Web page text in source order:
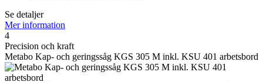
Se detaljer
Mer information
4
Precision och kraft
Metabo Kap- och geringssåg KGS 305 M inkl. KSU 401 arbetsbord